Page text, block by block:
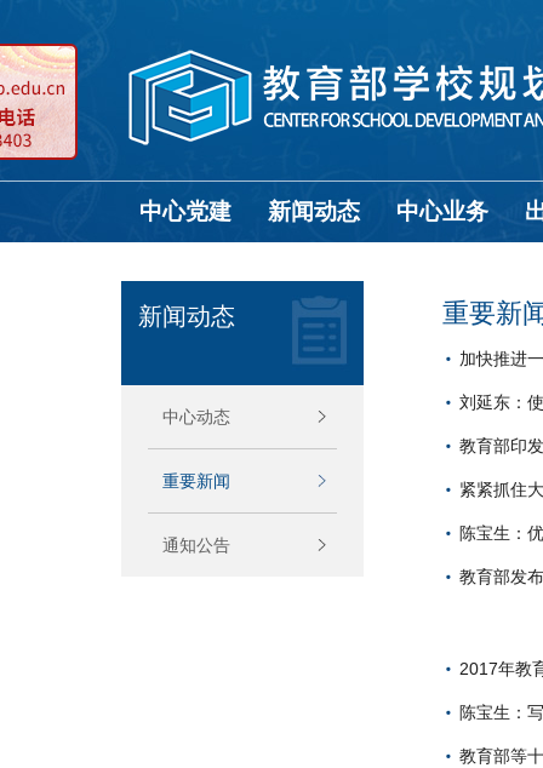
中心党建 新闻动态 中心业务
新闻动态
中心动态
重要新闻
通知公告
重要新
加快推进
刘延东：
教育部印
紧紧抓住
陈宝生：
教育部发
2017年教
陈宝生：
教育部等